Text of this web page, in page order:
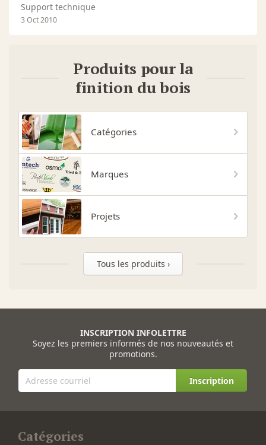
Support technique
3 Oct 2010
Produits pour la
finition du bois
Catégories
Marques
Projets
Tous les produits ›
INSCRIPTION INFOLETTRE
Soyez les premiers informés de nos nouveautés et
promotions.
Inscription
Catégories